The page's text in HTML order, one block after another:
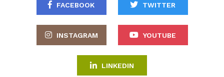
FACEBOOK TWITTER
INSTAGRAM YOUTUBE
LINKEDIN